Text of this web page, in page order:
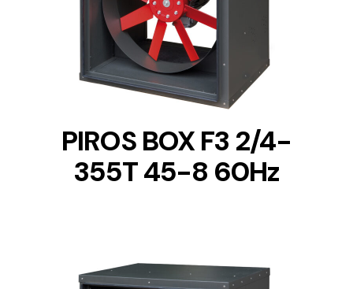
DETAILS
PIROS BOX F3 2/4-
355T 45-8 60Hz